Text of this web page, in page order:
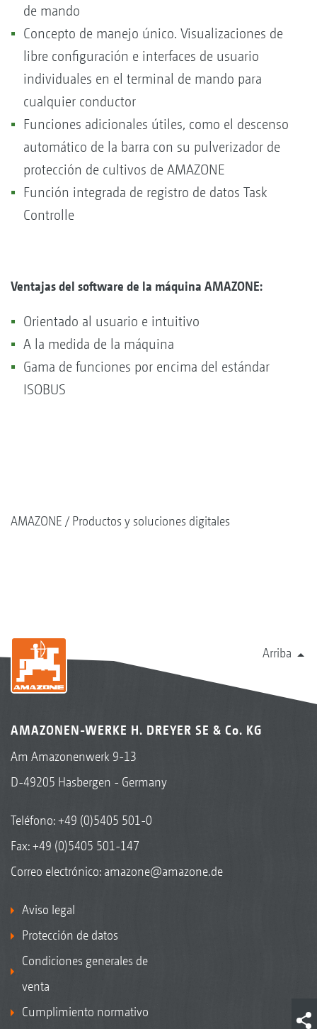
de mando
Concepto de manejo único. Visualizaciones de
libre configuración e interfaces de usuario
individuales en el terminal de mando para
cualquier conductor
Funciones adicionales útiles, como el descenso
automático de la barra con su pulverizador de
protección de cultivos de AMAZONE
Función integrada de registro de datos Task
Controlle
Ventajas del software de la máquina AMAZONE:
Orientado al usuario e intuitivo
A la medida de la máquina
Gama de funciones por encima del estándar
ISOBUS
AMAZONE Productos y soluciones digitales
Arriba
AMAZONEN-WERKE H. DREYER SE & Co. KG
Am Amazonenwerk 9-13
D-49205 Hasbergen - Germany
Teléfono:+49 (0)5405 501-0
Fax: +49 (0)5405 501-147
Correo electrónico: amazone@amazone.de
Aviso legal
Protección de datos
Condiciones generales de
venta
Cumplimiento normativo